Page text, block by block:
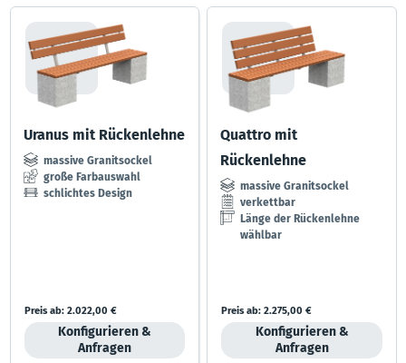
Uranus mit Rückenlehne
massive Granitsockel
große Farbauswahl
schlichtes Design
Preis ab:2.022,00 €
Konfigurieren &
Anfragen
Quattro mit
Rückenlehne
massive Granitsockel
verkettbar
Länge der Rückenlehne
wählbar
Preis ab: 2.275,00 €
Konfigurieren &
Anfragen